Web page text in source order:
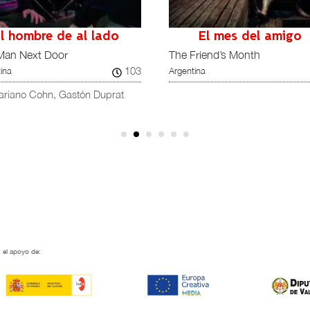
hombre de al lado
Next Door
103
Cohn, Gastón Duprat
El mes del amigo
The Friend’s Month
Argentina
el apoyo de: